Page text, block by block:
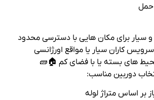
حمل
سیار برای مکان‌ هایی با دسترسی محدود
کاران سیار یا مواقع اورژانسی
های بسته یا با فضای کم 🏠🧱
دوربین مناسب:
بر اساس متراژ لوله